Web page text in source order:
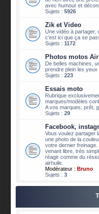
avec humour et
Sujets :5926
Zik et Video
Une vidéo à partager,
c'est ici que ça se
Sujets :1172
Photos motos
De belles machines,
prendre plein les yeux
Sujets :223
Essais moto
Rubrique
marques/modèles
A vos marques, prêt,
Sujets :29
Facebook,
Vous voulez partager
une photo de la
votre dernier
venant libre, très
réagir comme du
airhuile.
Modérateur : Bruno
Sujets :3